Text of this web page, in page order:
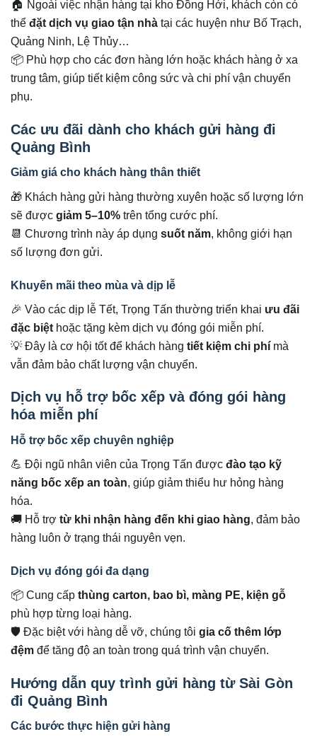
🏠 Ngoài việc nhận hàng tại kho Đồng Hới, khách còn có
thể đặt dịch vụ giao tận nhà tại các huyện như Bố Trạch,
Quảng Ninh, Lệ Thủy…
📦 Phù hợp cho các đơn hàng lớn hoặc khách hàng ở xa
trung tâm, giúp tiết kiệm công sức và chi phí vận chuyển
phụ.
Các ưu đãi dành cho khách gửi hàng đi
Quảng Bình
Giảm giá cho khách hàng thân thiết
🎁 Khách hàng gửi hàng thường xuyên hoặc số lượng lớn
sẽ được giảm 5–10% trên tổng cước phí.
📆 Chương trình này áp dụng suốt năm, không giới hạn
số lượng đơn gửi.
Khuyến mãi theo mùa và dịp lễ
🎉 Vào các dịp lễ Tết, Trọng Tấn thường triển khai ưu đãi
đặc biệt hoặc tặng kèm dịch vụ đóng gói miễn phí.
💡 Đây là cơ hội tốt để khách hàng tiết kiệm chi phímà
vẫn đảm bảo chất lượng vận chuyển.
Dịch vụ hỗ trợ bốc xếp và đóng gói hàng
hóa miễn phí
Hỗ trợ bốc xếp chuyên nghiệp
💪 Đội ngũ nhân viên của Trọng Tấn được đào tạo kỹ
năng bốc xếp an toàn, giúp giảm thiểu hư hỏng hàng
hóa.
🚚 Hỗ trợ từ khi nhận hàng đến khi giao hàng, đảm bảo
hàng luôn ở trạng thái nguyên vẹn.
Dịch vụ đóng gói đa dạng
📦 Cung cấp thùng carton, bao bì, màng PE, kiện gỗ
phù hợp từng loại hàng.
🛡 Đặc biệt với hàng dễ vỡ, chúng tôi gia cố thêm lớp
đệm để tăng độ an toàn trong quá trình vận chuyển.
Hướng dẫn quy trình gửi hàng từ Sài Gòn
đi Quảng Bình
Các bước thực hiện gửi hàng